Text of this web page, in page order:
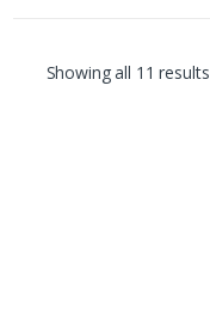
Showing all 11 results